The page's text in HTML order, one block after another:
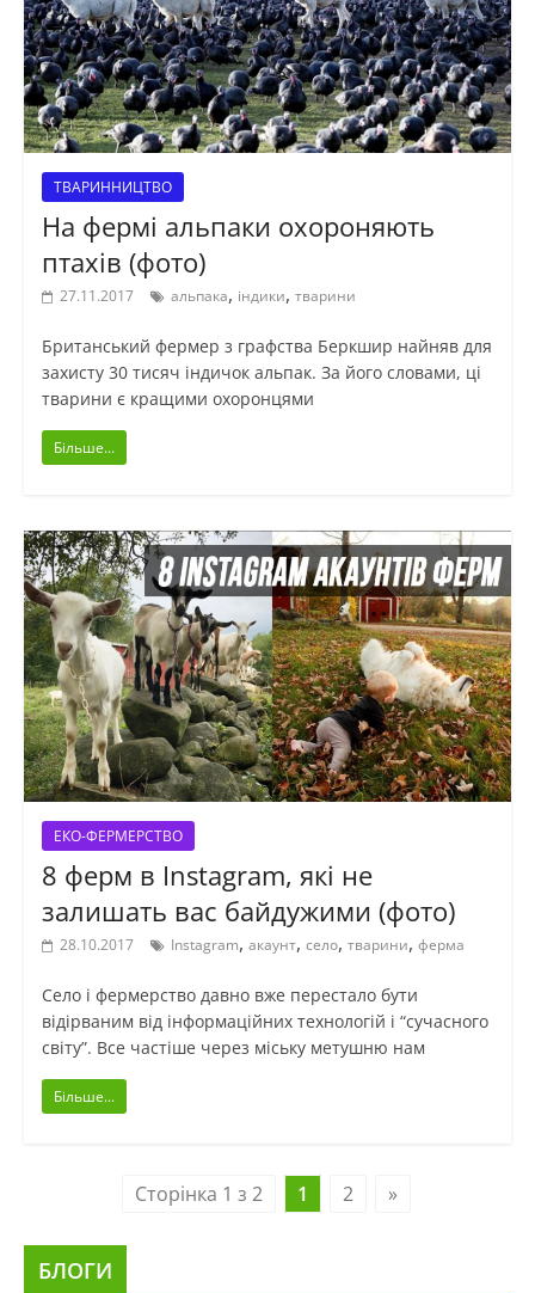
ТВАРИННИЦТВО
На фермі альпаки охороняють
птахів (фото)
27.11.2017 альпака, індики, тварини
Британський фермер з графства Беркшир найняв для
захисту 30 тисяч індичок альпак. За його словами, ці
тварини є кращими охоронцями
Більше...
ЕКО-ФЕРМЕРСТВО
8 ферм в Instagram, які не
залишать вас байдужими (фото)
28.10.2017 Instagram, акаунт, село, тварини, ферма
Село і фермерство давно вже перестало бути
відірваним від інформаційних технологій і “сучасного
світу”. Все частіше через міську метушню нам
Більше...
Сторінка 1 з 2 1 2 »
БЛОГИ